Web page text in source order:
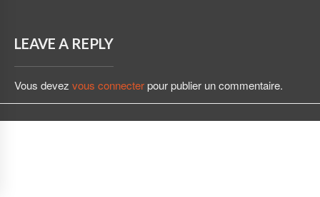
LEAVE A REPLY
Vous devez vous connecterpour publier un commentaire.